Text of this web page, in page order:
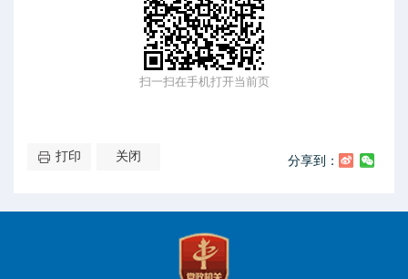
扫一扫在手机打开当前页
打印 关闭 分享到：